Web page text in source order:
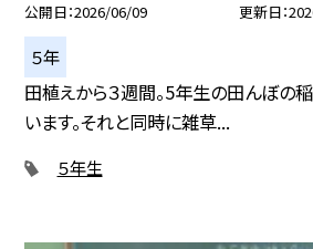
公開日 2026/06/09 更新日
５年
田植えから３週間。5年生の田んぼの稲
います。それと同時に雑草...
５年生